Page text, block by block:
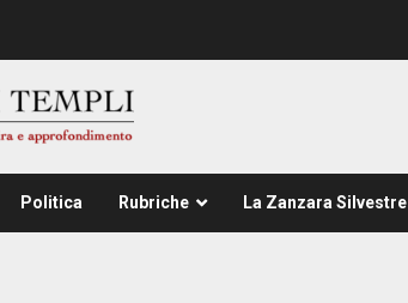
Politica Rubriche La Zanzara Silvestre